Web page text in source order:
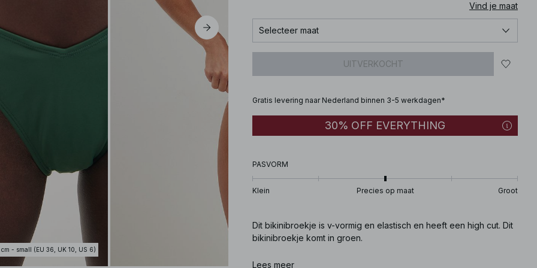
cm - small (EU 36, UK 10, US 6)
Vind je maat
Selecteer maat
UITVERKOCHT
Gratis levering naar Nederland binnen 3-5 werkdagen*
30% OFF EVERYTHING
PASVORM
Klein Precies op maat Groot
Dit bikinibroekje is v-vormig en elastisch en heeft een high cut. Dit
bikinibroekje komt in groen.
Artikelnummer
Lees meer